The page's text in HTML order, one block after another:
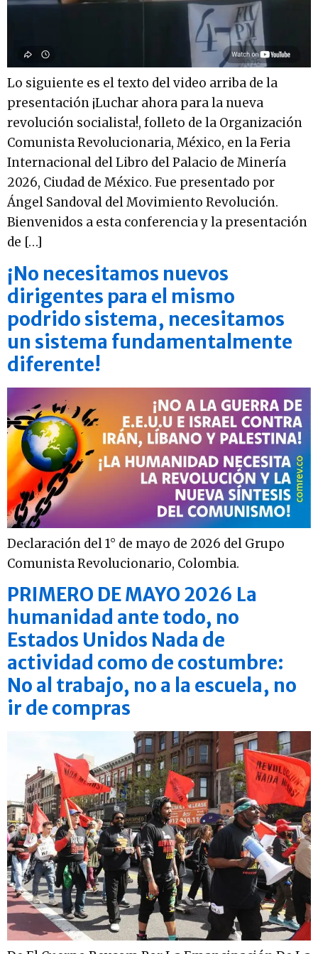
Lo siguiente es el texto del video arriba de la
presentación ¡Luchar ahora para la nueva
revolución socialista!, folleto de la Organización
Comunista Revolucionaria, México, en la Feria
Internacional del Libro del Palacio de Minería
2026, Ciudad de México. Fue presentado por
Ángel Sandoval del Movimiento Revolución.
Bienvenidos a esta conferencia y la presentación
de […]
¡No necesitamos nuevos
dirigentes para el mismo
podrido sistema, necesitamos
un sistema fundamentalmente
diferente!
Declaración del 1° de mayo de 2026 del Grupo
Comunista Revolucionario, Colombia.
PRIMERO DE MAYO 2026 La
humanidad ante todo, no
Estados Unidos Nada de
actividad como de costumbre:
No al trabajo, no a la escuela, no
ir de compras